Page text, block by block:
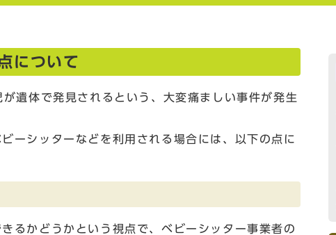
について
遺体で発見されるという、大変痛ましい事件が発生
ーシッターなどを利用される場合には、以下の点に
るかどうかという視点で、ベビーシッター事業者の